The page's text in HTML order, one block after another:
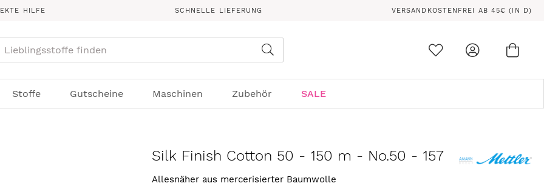
HILFE SCHNELLE LIEFERUNG VERSANDKOSTENFREI AB 45€ (IN D)
Stoffe Gutscheine Maschinen Zubehör SALE
Silk Finish Cotton 50 - 150 m - No.50 - 157
Allesnäher aus mercerisierter Baumwolle